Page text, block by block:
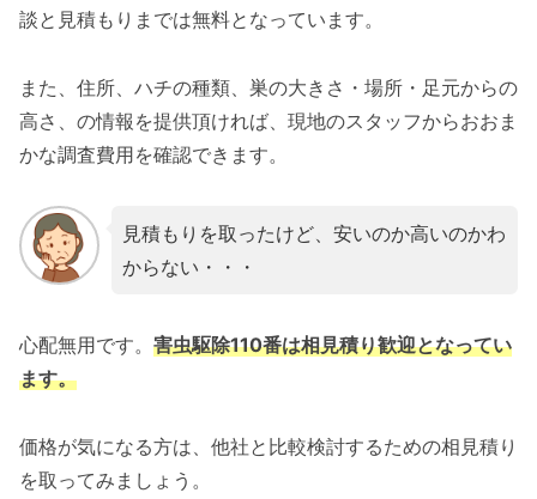
談と見積もりまでは無料となっています。
また、住所、ハチの種類、巣の大きさ・場所・足元からの
高さ、の情報を提供頂ければ、現地のスタッフからおおま
かな調査費用を確認できます。
見積もりを取ったけど、安いのか高いのかわ
からない・・・
心配無用です。 害虫駆除110番は相見積り歓迎となってい
ます。
価格が気になる方は、他社と比較検討するための相見積り
を取ってみましょう。